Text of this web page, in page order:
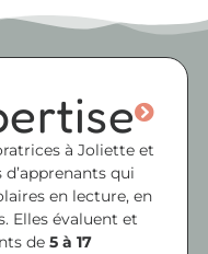
à Joliette et
qui
en lecture, en
Elles évaluent et
de 5 à 17